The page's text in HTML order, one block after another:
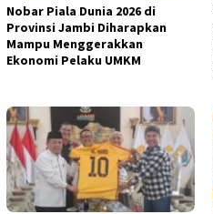
Nobar Piala Dunia 2026 di
Provinsi Jambi Diharapkan
Mampu Menggerakkan
Ekonomi Pelaku UMKM